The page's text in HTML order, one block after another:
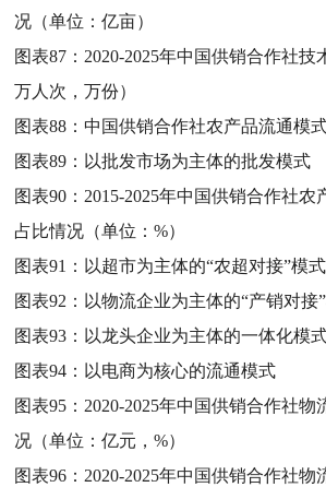
况（单位：亿亩）
图表87： 2020-2025年中国供销合作社技
万人次，万份）
图表88：中国供销合作社农产品流通模
图表89： 以批发市场为主体的批发模式
图表90： 2015-2025年中国供销合作社
占比情况（单位：%）
图表91： 以超市为主体的“农超对接”模式
图表92： 以物流企业为主体的“产销对接
图表93： 以龙头企业为主体的一体化模
图表94： 以电商为核心的流通模式
图表95： 2020-2025年中国供销合作社
况（单位：亿元，%）
图表96： 2020-2025年中国供销合作社物